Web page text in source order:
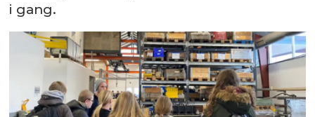
i gang.